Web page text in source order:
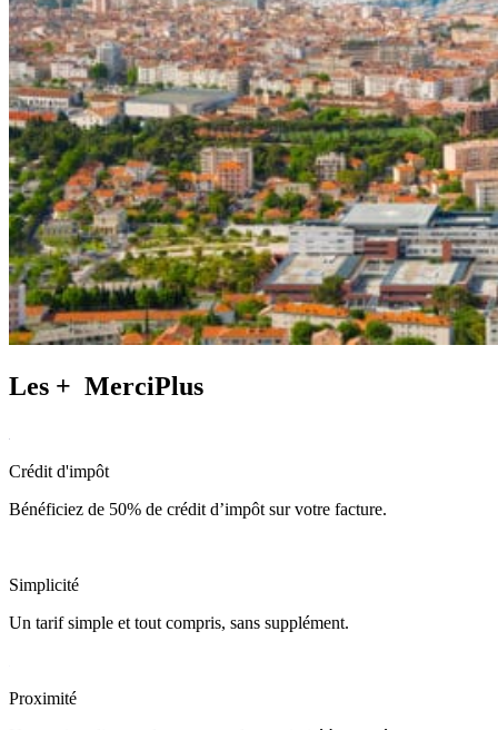
Les + MerciPlus
Crédit d'impôt
Bénéficiez de 50% de crédit d’impôt sur votre facture.
Simplicité
Un tarif simple et tout compris, sans supplément.
Proximité